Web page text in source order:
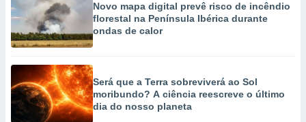
Novo mapa digital prevê risco de incêndio
florestal na Península Ibérica durante
ondas de calor
Será que a Terra sobreviverá ao Sol
moribundo? A ciência reescreve o último
dia do nosso planeta